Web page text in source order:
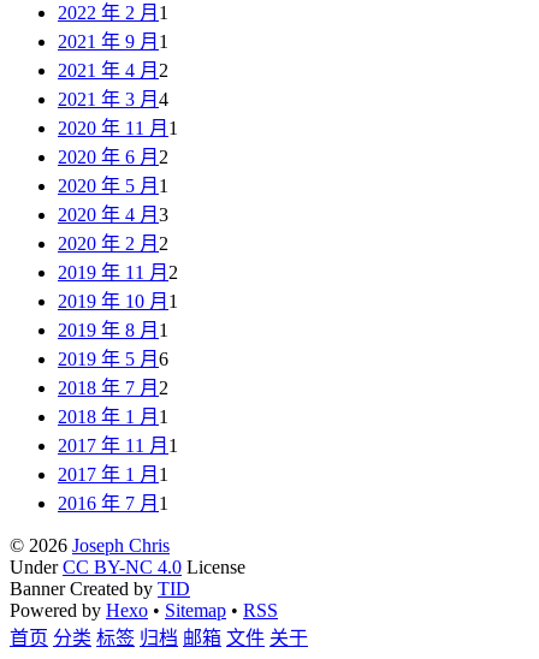
2022 年 2 月 1
2021 年 9 月 1
2021 年 4 月 2
2021 年 3 月 4
2020 年 11 月 1
2020 年 6 月 2
2020 年 5 月 1
2020 年 4 月 3
2020 年 2 月 2
2019 年 11 月 2
2019 年 10 月 1
2019 年 8 月 1
2019 年 5 月 6
2018 年 7 月 2
2018 年 1 月 1
2017 年 11 月 1
2017 年 1 月 1
2016 年 7 月 1
© 2026 Joseph Chris
UnderCC BY-NC 4.0 License
Banner Created by TID
Powered by Hexo • Sitemap • RSS
首页 分类 标签 归档 邮箱 文件 关于